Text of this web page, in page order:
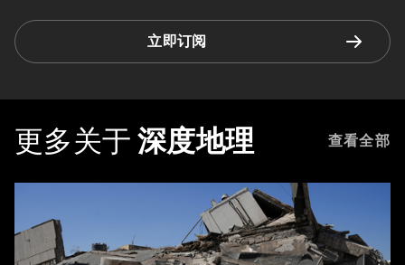
立即订阅
更多关于 深度地理 查看全部